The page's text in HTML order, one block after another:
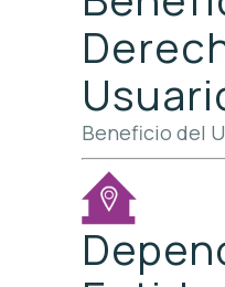
Beneficio del